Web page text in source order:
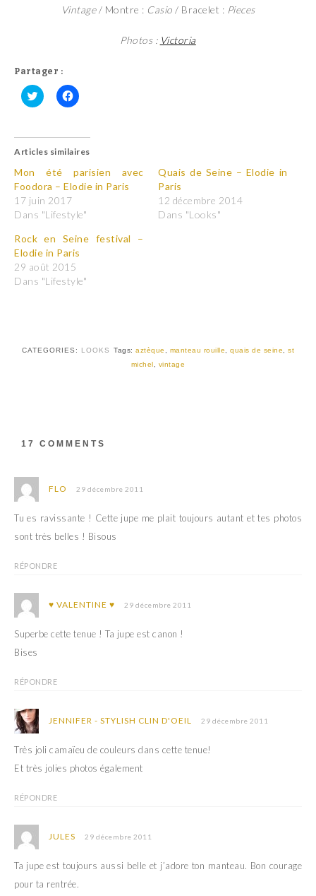
Vintage/ Montre : Casio / Bracelet : Pieces
Photos : Victoria
Partager :
C
q
e
p
u
r
p
a
t
a
g
e
r
s
t
e
a
n
n
e
n
v
l
f
ê
t
r
)
C
q
e
p
o
u
r
p
a
t
a
g
e
r
s
b
o
d
a
n
e
u
e
ê
e
)
Articles similaires
Mon été parisien avec
Foodora – Elodie in Paris
17 juin 2017
Dans "Lifestyle"
Quais de Seine – Elodie in
Paris
12 décembre 2014
Dans "Looks"
Rock en Seine festival –
Elodie in Paris
29 août 2015
Dans "Lifestyle"
CATEGORIES: LOOKS Tags: aztèque , manteau rouille, quais de seine, st
michel , vintage
17 COMMENTS
FLO 29 décembre 2011
Tu es ravissante ! Cette jupe me plait toujours autant et tes photos
sont très belles ! Bisous
RÉPONDRE
♥ VALENTINE ♥ 29 décembre 2011
Superbe cette tenue ! Ta jupe est canon !
Bises
RÉPONDRE
JENNIFER - STYLISH CLIN D'OEIL 29 décembre 2011
Très joli camaïeu de couleurs dans cette tenue!
Et très jolies photos également
RÉPONDRE
JULES 29 décembre 2011
Ta jupe est toujours aussi belle et j’adore ton manteau. Bon courage
pour ta rentrée.